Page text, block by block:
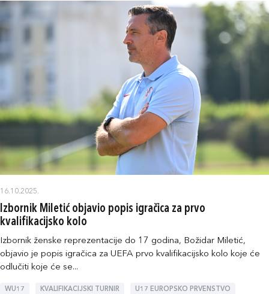
16.10.2025.
Izbornik Miletić objavio popis igračica za prvo
kvalifikacijsko kolo
Izbornik ženske reprezentacije do 17 godina, Božidar Miletić,
objavio je popis igračica za UEFA prvo kvalifikacijsko kolo koje će
odlučiti koje će se...
WU17 KVALIFIKACIJSKI TURNIR U17 EUROPSKO PRVENSTVO